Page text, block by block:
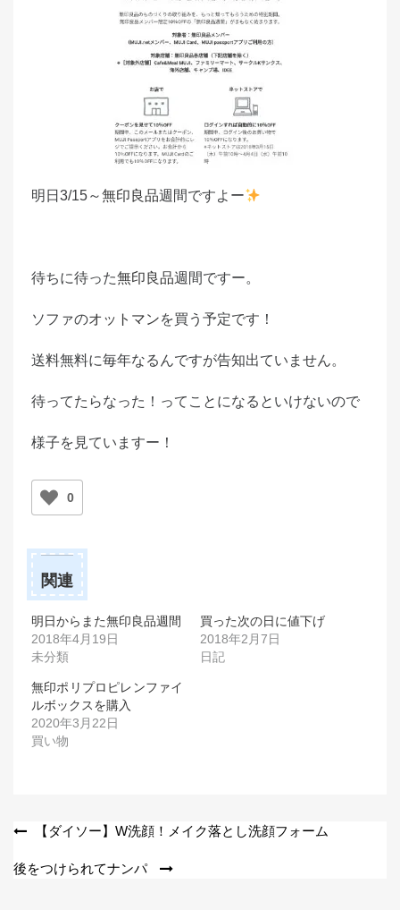
明日3/15～無印良品週間ですよー
待ちに待った無印良品週間ですー。
ソファのオットマンを買う予定です！
送料無料に毎年なるんですが告知出ていません。
待ってたらなった！ってことになるといけないので
様子を見ていますー！
0
関連
明日からまた無印良品週間
2018年4月19日
未分類
買った次の日に値下げ
2018年2月7日
日記
無印ポリプロピレンファイ
ルボックスを購入
2020年3月22日
買い物
投
稿
【ダイソー】W洗顔！メイク落とし洗顔フォーム
後をつけられてナンパ